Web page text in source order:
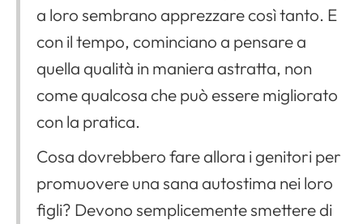
a loro sembrano apprezzare così tanto. E
con il tempo, cominciano a pensare a
quella qualità in maniera astratta, non
come qualcosa che può essere migliorato
con la pratica.
Cosa dovrebbero fare allora i genitori per
promuovere una sana autostima nei loro
figli? Devono semplicemente smettere di